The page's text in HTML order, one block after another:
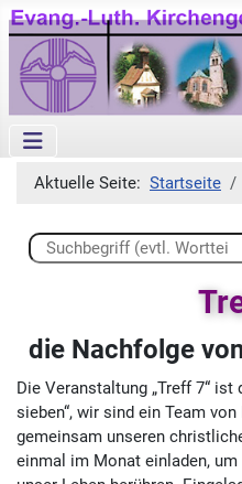
Aktuelle Seite: Startseite
Suchen ...
die Nachfolge
Die Veranstaltung „Treff 7“
sieben“, wir sind ein Team
gemeinsam unseren
einmal im Monat einladen,